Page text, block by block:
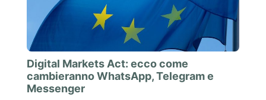
Digital Markets Act: ecco come
cambieranno WhatsApp, Telegram e
Messenger